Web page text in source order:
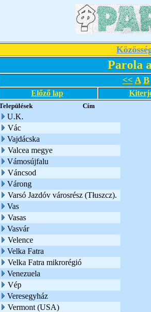
Parola
<< A B
Előző lap
Cím
U.K.
Vác
Vajdácska
Valcea megye
Vámosújfalu
Váncsod
Várong
Varsó Jazdóv városrész (Tłuszcz).
Vas
Vasas
Vasvár
Velence
Velka Fatra
Velka Fatra mikrorégió
Venezuela
Vép
Veresegyház
Vermont (USA)